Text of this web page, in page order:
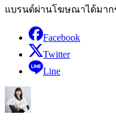
แบรนด์ผ่านโฆษณาได้มา
Facebook
Twitter
Line